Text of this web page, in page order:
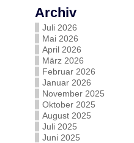
Archiv
Juli 2026
Mai 2026
April 2026
März 2026
Februar 2026
Januar 2026
November 2025
Oktober 2025
August 2025
Juli 2025
Juni 2025